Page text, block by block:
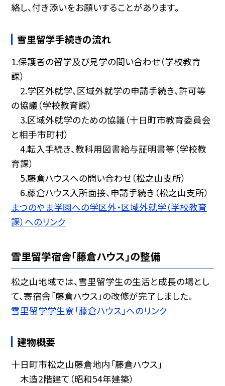
絡し、付き添いをお願いすることがあります。
雪里留学手続きの流れ
1.保護者の留学及び見学の問い合わせ（学校教育
課）
2.学区外就学、区域外就学の申請手続き、許可等
の協議（学校教育課）
3.区域外就学のための協議（十日町市教育委員会
と相手市町村）
4.転入手続き、教科用図書給与証明書等（学校教
育課）
5.藤倉ハウスへの問い合わせ（松之山支所）
6.藤倉ハウス入所面接、申請手続き（松之山支所）
まつのやま学園への学区外・区域外就学（学校教育
課）へのリンク
雪里留学宿舎「藤倉ハウス」の整備
松之山地域では、雪里留学生の生活と成長の場とし
て、寄宿舎「藤倉ハウス」の改修が完了しました。
雪里留学学生寮「藤倉ハウス」へのリンク
建物概要
十日町市松之山藤倉地内「藤倉ハウス」
木造2階建て（昭和54年建築）